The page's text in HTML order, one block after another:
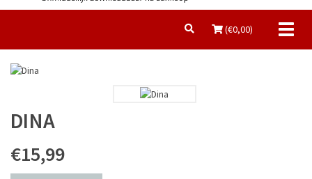
(€0,00)
DINA
€15,99